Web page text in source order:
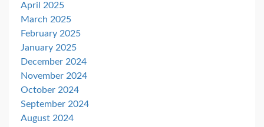
April 2025
March 2025
February 2025
January 2025
December 2024
November 2024
October 2024
September 2024
August 2024